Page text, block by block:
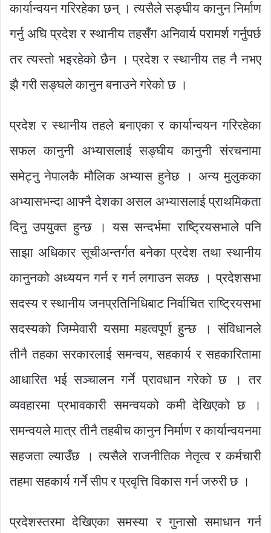
कार्यान्वयन गरिरहेका छन् । त्यसैले सङ्घीय कानुन निर्माण
गर्नु अघि प्रदेश र स्थानीय तहसँग अनिवार्य परामर्श गर्नुपर्छ
तर त्यस्तो भइरहेको छैन । प्रदेश र स्थानीय तह नै नभए
झै गरी सङ्घले कानुन बनाउने गरेको छ ।
प्रदेश र स्थानीय तहले बनाएका र कार्यान्वयन गरिरहेका
सफल कानुनी अभ्यासलाई सङ्घीय कानुनी संरचनामा
समेट्नु नेपालकै मौलिक अभ्यास हुनेछ । अन्य मुलुकका
अभ्यासभन्दा आफ्नै देशका असल अभ्यासलाई प्राथमिकता
दिनु उपयुक्त हुन्छ । यस सन्दर्भमा राष्ट्रियसभाले पनि
साझा अधिकार सूचीअन्तर्गत बनेका प्रदेश तथा स्थानीय
कानुनको अध्ययन गर्न र गर्न लगाउन सक्छ । प्रदेशसभा
सदस्य र स्थानीय जनप्रतिनिधिबाट निर्वाचित राष्ट्रियसभा
सदस्यको जिम्मेवारी यसमा महत्वपूर्ण हुन्छ । संविधानले
तीनै तहका सरकारलाई समन्वय, सहकार्य र सहकारितामा
आधारित भई सञ्चालन गर्ने प्रावधान गरेको छ । तर
व्यवहारमा प्रभावकारी समन्वयको कमी देखिएको छ ।
समन्वयले मात्र तीनै तहबीच कानुन निर्माण र कार्यान्वयनमा
सहजता ल्याउँछ । त्यसैले राजनीतिक नेतृत्व र कर्मचारी
तहमा सहकार्य गर्ने सीप र प्रवृत्ति विकास गर्न जरुरी छ ।
प्रदेशस्तरमा देखिएका समस्या र गुनासो समाधान गर्न